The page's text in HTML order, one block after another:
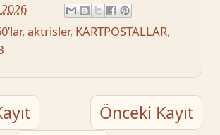
, aktrisler, KARTPOSTALLAR,
Önceki Kayıt